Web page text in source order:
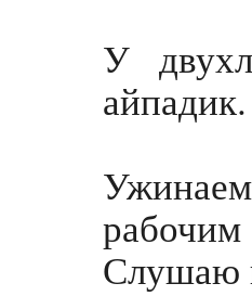
У
Слушаю